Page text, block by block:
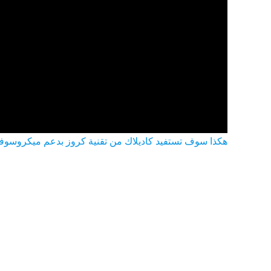
هكذا سوف تستفيد كاديلاك من تقنية كروز بدعم